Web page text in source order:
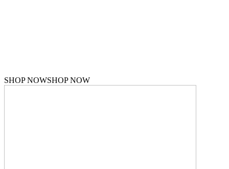
SHOP NOWSHOP NOW